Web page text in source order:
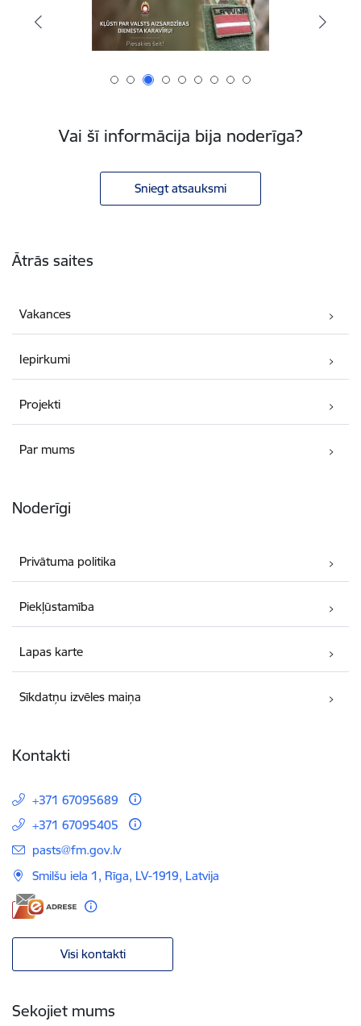
Vai šī informācija bija noderīga?
Sniegt atsauksmi
Ātrās saites
Vakances
Iepirkumi
Projekti
Par mums
Noderīgi
Privātuma politika
Piekļūstamība
Lapas karte
Sīkdatņu izvēles maiņa
Kontakti
+371 67095689
+371 67095405
E-pasts:
pasts@fm.gov.lv
Smilšu iela 1, Rīga, LV-1919, Latvija
Visi kontakti
Sekojiet mums